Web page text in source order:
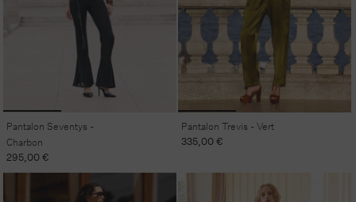
Pantalon Seventys -
Charbon
Prix
habituel
295,00 €
Pantalon Trevis - Vert
Prix
335,00 €